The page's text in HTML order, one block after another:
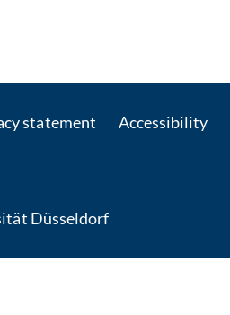
statement Accessibility
Düsseldorf